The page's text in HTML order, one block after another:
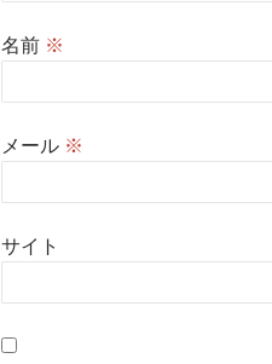
名前 ※
メール ※
サイト